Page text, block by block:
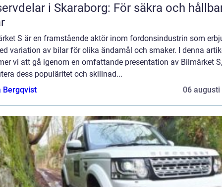
i Skaraborg: För säkra och
S är en framstående aktör inom fordonsindustrin som
variation av bilar för olika ändamål och smaker. I denna
vi att gå igenom en omfattande presentation av Bilmärket S,
dess populäritet och skillnad...
Bergqvist
06 augusti